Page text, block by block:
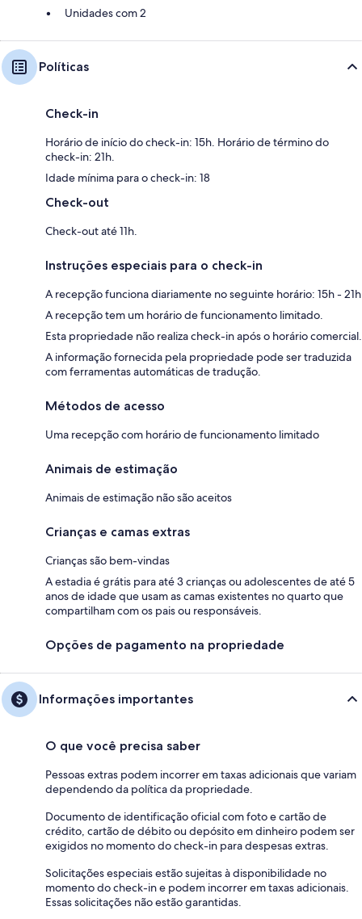
Unidades com 2
Políticas
Check-in
Horário de início do check-in: 15h. Horário de término do
check-in: 21h.
Idade mínima para o check-in: 18
Check-out
Check-out até 11h.
Instruções especiais para o check-in
A recepção funciona diariamente no seguinte horário: 15h - 21h
A recepção tem um horário de funcionamento limitado.
Esta propriedade não realiza check-in após o horário comercial.
A informação fornecida pela propriedade pode ser traduzida
com ferramentas automáticas de tradução.
Métodos de acesso
Uma recepção com horário de funcionamento limitado
Animais de estimação
Animais de estimação não são aceitos
Crianças e camas extras
Crianças são bem-vindas
A estadia é grátis para até 3 crianças ou adolescentes de até 5
anos de idade que usam as camas existentes no quarto que
compartilham com os pais ou responsáveis.
Opções de pagamento na propriedade
Informações importantes
O que você precisa saber
Pessoas extras podem incorrer em taxas adicionais que variam
dependendo da política da propriedade.
Documento de identificação oficial com foto e cartão de
crédito, cartão de débito ou depósito em dinheiro podem ser
exigidos no momento do check-in para despesas extras.
Solicitações especiais estão sujeitas à disponibilidade no
momento do check-in e podem incorrer em taxas adicionais.
Essas solicitações não estão garantidas.